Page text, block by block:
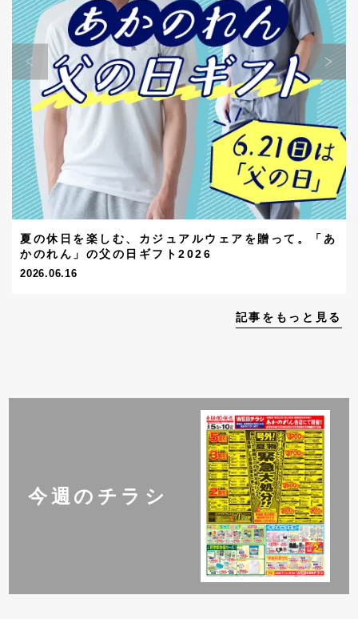
夏の休日を楽しむ、カジュアルウェアを贈って。「あ
かのれん」の父の日ギフト2026
2026.06.16
記事をもっと見る
今週のチラシ